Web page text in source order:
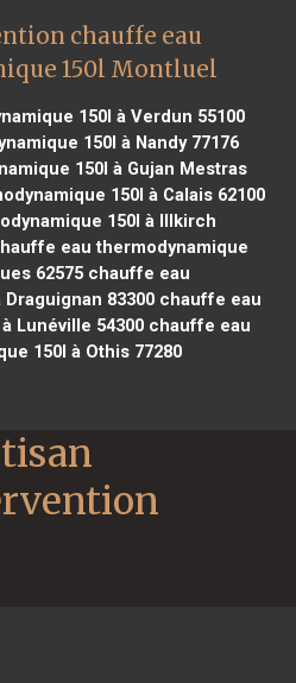
chauffe eau
150l Montluel
150l à Verdun 55100
150l à Nandy 77176
150l à Gujan Mestras
150l à Calais 62100
150l à Illkirch
eau thermodynamique
62575 chauffe eau
83300 chauffe eau
Lunéville 54300 chauffe eau
150l à Othis 77280